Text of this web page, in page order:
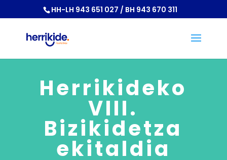
HH-LH 943 651 027 / BH 943 670 311
Herrikideko
VIII.
Bizikidetza
ekitaldia